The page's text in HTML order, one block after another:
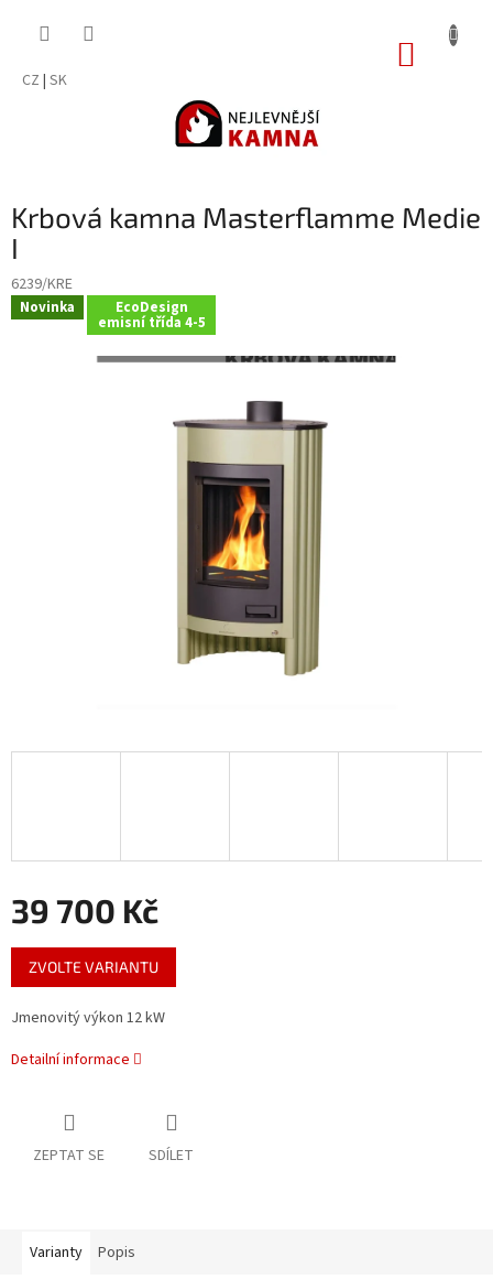
CZ | SK
Krbová kamna Masterflamme Medie
I
6239/KRE
Novinka EcoDesign
emisní třída 4-5
39 700 Kč
Měrná
cena:
ZVOLTE VARIANTU
Jmenovitý výkon 12 kW
Detailní informace
ZEPTAT SE SDÍLET
Varianty Popis